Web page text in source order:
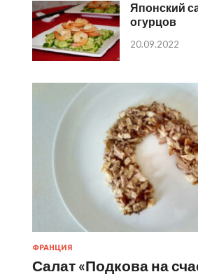
Японский
огурцов
20.09.2022
ФРАНЦИЯ
Салат «Подкова на